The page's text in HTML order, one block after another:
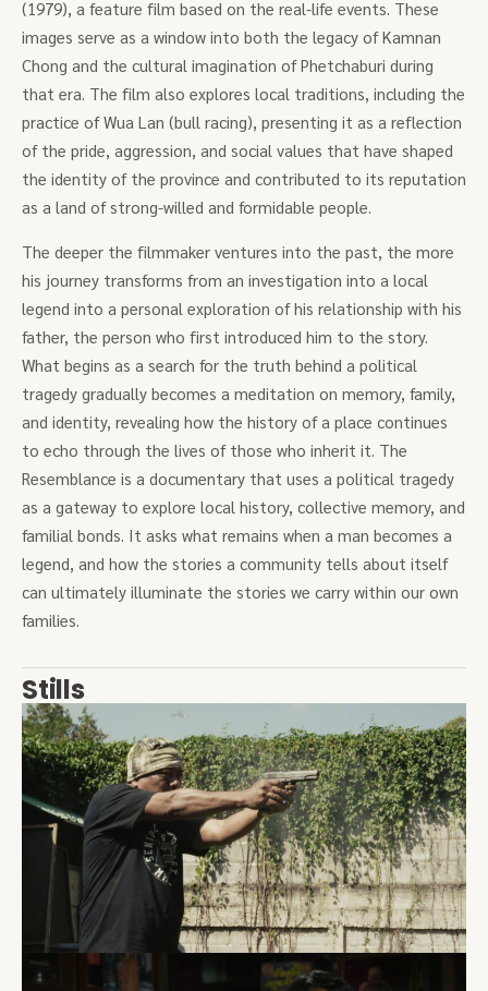
(1979), a feature film based on the real-life events. These
images serve as a window into both the legacy of Kamnan
Chong and the cultural imagination of Phetchaburi during
that era. The film also explores local traditions, including the
practice of Wua Lan (bull racing), presenting it as a reflection
of the pride, aggression, and social values that have shaped
the identity of the province and contributed to its reputation
as a land of strong-willed and formidable people.
The deeper the filmmaker ventures into the past, the more
his journey transforms from an investigation into a local
legend into a personal exploration of his relationship with his
father, the person who first introduced him to the story.
What begins as a search for the truth behind a political
tragedy gradually becomes a meditation on memory, family,
and identity, revealing how the history of a place continues
to echo through the lives of those who inherit it. The
Resemblance is a documentary that uses a political tragedy
as a gateway to explore local history, collective memory, and
familial bonds. It asks what remains when a man becomes a
legend, and how the stories a community tells about itself
can ultimately illuminate the stories we carry within our own
families.
Stills